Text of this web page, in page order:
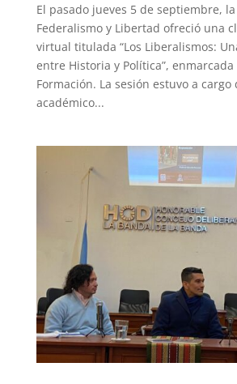
El pasado jueves 5 de septiembre,
Federalismo y Libertad ofreció una
virtual titulada “Los Liberalismos:
entre Historia y Política”,
Formación. La sesión estuvo a
académico...